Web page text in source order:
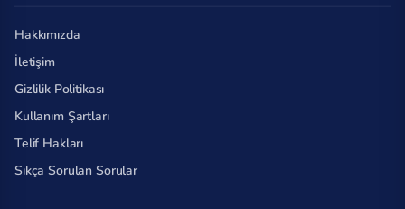
Hakkımızda
İletişim
Gizlilik Politikası
Kullanım Şartları
Telif Hakları
Sıkça Sorulan Sorular